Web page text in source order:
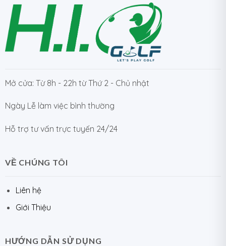
Mở cửa: Từ 8h - 22h từ Thứ 2 - Chủ nhật
Ngày Lễ làm việc bình thường
Hỗ trợ tư vấn trực tuyến 24/24
VỀ CHÚNG TÔI
Liên hệ
Giới Thiệu
HƯỚNG DẪN SỬ DỤNG